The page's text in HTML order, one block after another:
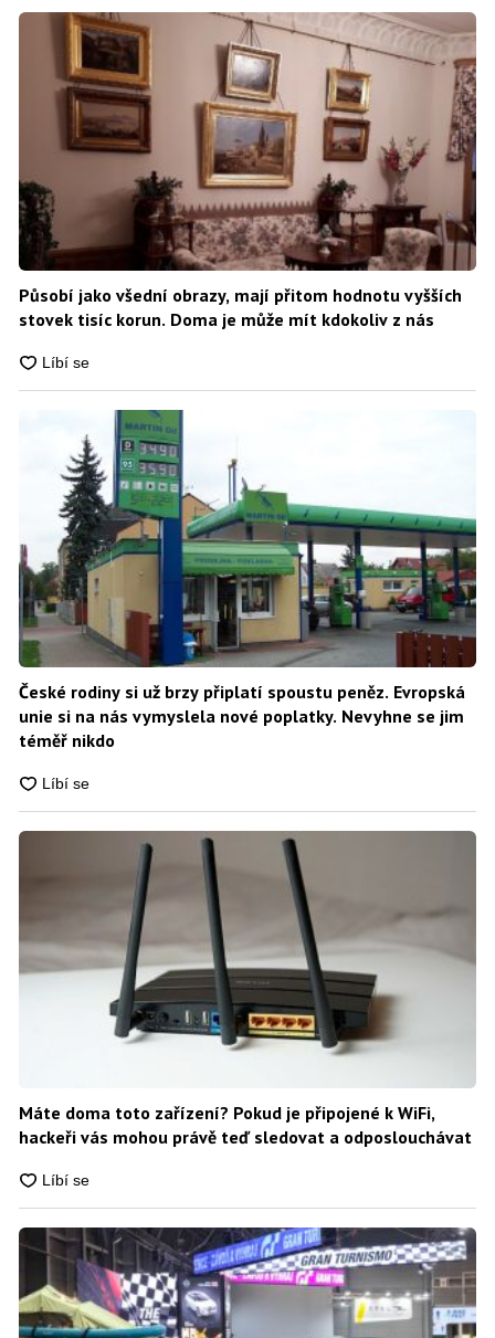
Působí jako všední obrazy, mají přitom hodnotu vyšších
stovek tisíc korun. Doma je může mít kdokoliv z nás
České rodiny si už brzy připlatí spoustu peněz. Evropská
unie si na nás vymyslela nové poplatky. Nevyhne se jim
téměř nikdo
Máte doma toto zařízení? Pokud je připojené k WiFi,
hackeři vás mohou právě teď sledovat a odposlouchávat